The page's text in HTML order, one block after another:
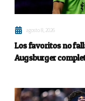
agosto 8, 2026
Los favoritos no
Augsburger